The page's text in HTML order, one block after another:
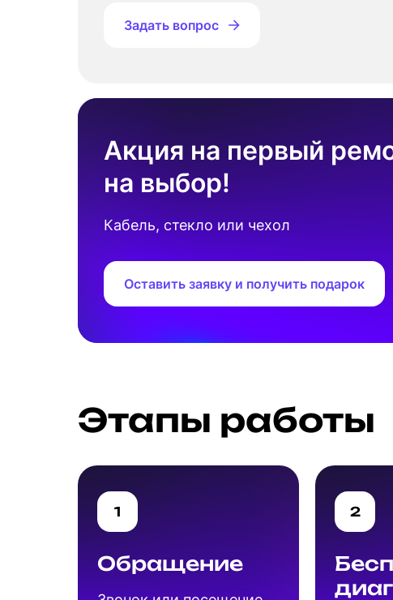
Задать вопрос
Акция на первый
на выбор!
Кабель, стекло или чехол
Оставить заявку и получить подарок
Этапы работы
1
Обращение
2